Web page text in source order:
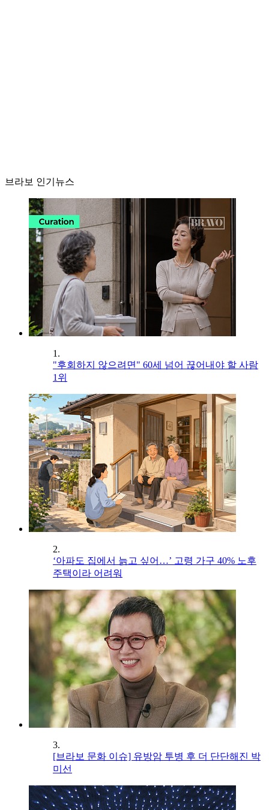
브라보 인기뉴스
1.
"후회하지 않으려면" 60세 넘어 끊어내야 할 사람
1위
2.
‘아파도 집에서 늙고 싶어…’ 고령 가구 40% 노후
주택이라 어려워
3.
[브라보 문화 이슈] 유방암 투병 후 더 단단해진 박
미선